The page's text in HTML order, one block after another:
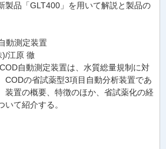
製品「GLT400」を用いて解説と製品の
動測定装置
)/江原 徹
自動測定装置は、水質総量規制に対
CODの省試薬型3項目自動分析装置であ
装置の概要、特徴のほか、省試薬化の経
て紹介する。